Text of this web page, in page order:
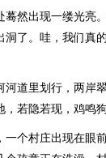
蓦然出现一缕光亮
洞了。哇，我们真
河道里划行，两岸
若隐若现，鸡鸣
一个村庄出现在眼